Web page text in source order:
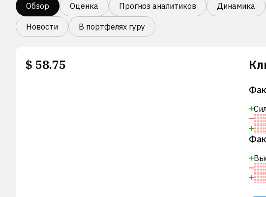
Обзор Оценка Прогноз аналитиков Динамика
Новости В портфелях гуру
$ 58.75